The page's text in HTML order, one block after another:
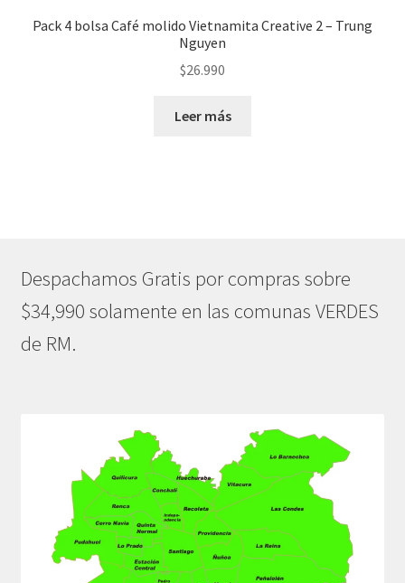
Pack 4 bolsa Café molido Vietnamita Creative 2 – Trung
Nguyen
$26.990
Leer más
Despachamos Gratis por compras sobre
$34,990 solamente en las comunas VERDES
de RM.